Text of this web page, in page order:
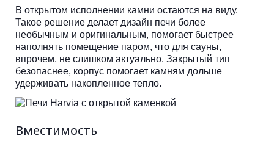
В открытом исполнении камни остаются на виду.
Такое решение делает дизайн печи более
необычным и оригинальным, помогает быстрее
наполнять помещение паром, что для сауны,
впрочем, не слишком актуально. Закрытый тип
безопаснее, корпус помогает камням дольше
удерживать накопленное тепло.
Вместимость